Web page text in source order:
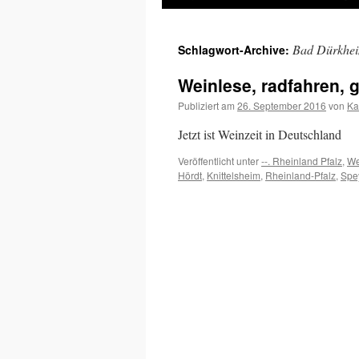
springen
Schlagwort-Archive: Bad
Weinlese, radfahren,
Publiziert am 26. September 2016 von
Jetzt ist Weinzeit in Deutschland
Veröffentlicht unter--. Rheinland Pfalz,
Hördt, Knittelsheim, Rheinland-Pfalz,